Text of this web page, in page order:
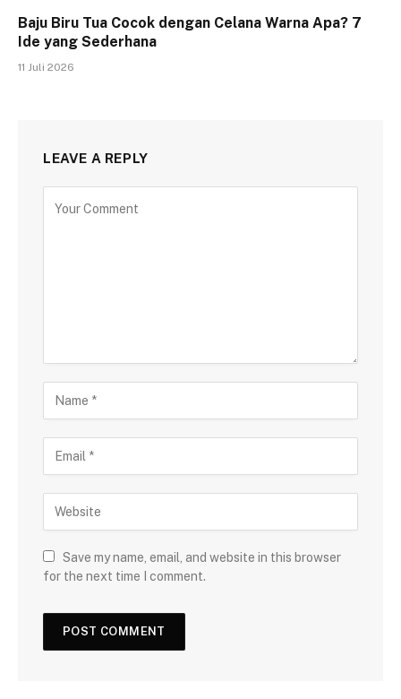
Baju Biru Tua Cocok dengan Celana Warna Apa? 7
Ide yang Sederhana
11 Juli 2026
LEAVE A REPLY
Save my name, email, and website in this browser
for the next time I comment.